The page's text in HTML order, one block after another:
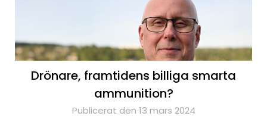
Drönare, framtidens billiga smarta
ammunition?
Publicerat den 13 mars 2024